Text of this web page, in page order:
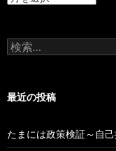
去
稿
検
索:
最近の投稿
たまには政策検証～自